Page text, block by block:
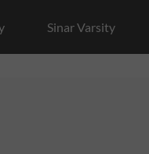
Sinar Varsity